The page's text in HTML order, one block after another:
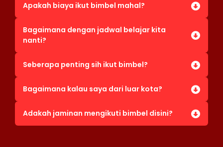
Apakah biaya ikut bimbel mahal?
Bagaimana dengan jadwal belajar kita
nanti?
Seberapa penting sih ikut bimbel?
Bagaimana kalau saya dari luar kota?
Adakah jaminan mengikuti bimbel disini?